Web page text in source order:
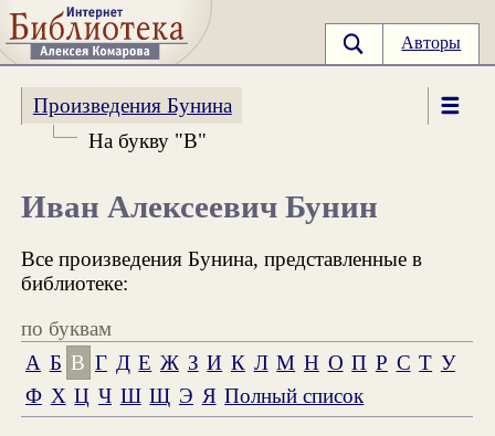
Авторы
Произведения Бунина
На букву "В"
Иван Алексеевич Бунин
Все произведения Бунина, представленные в
библиотеке:
по буквам
А Б В Г Д Е Ж З И К Л М Н О П Р С Т У
Ф Х Ц Ч Ш Щ Э Я Полный список